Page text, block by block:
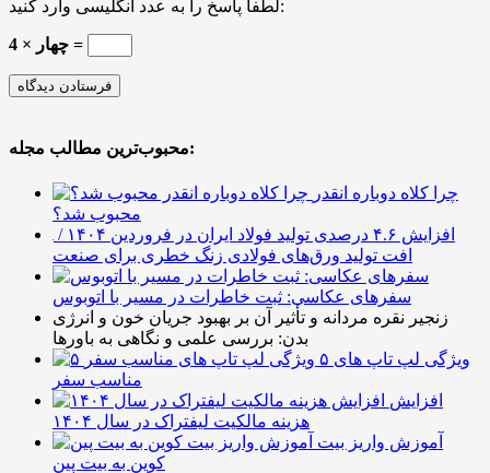
لطفا پاسخ را به عدد انگلیسی وارد کنید:
چهار × 4 =
محبوب‌ترین مطالب مجله:
چرا کلاه دوباره انقدر
محبوب شد؟
افزایش ۴.۶ درصدی تولید فولاد ایران در فروردین ۱۴۰۴ /
افت تولید ورق‌های فولادی زنگ خطری برای صنعت
سفرهای عکاسی: ثبت خاطرات در مسیر با اتوبوس
زنجیر نقره مردانه و تأثیر آن بر بهبود جریان خون و انرژی
بدن: بررسی علمی و نگاهی به باورها
۵ ویژگی لپ تاپ های
مناسب سفر
افزایش
هزینه مالکیت لیفتراک در سال ۱۴۰۴
آموزش واریز بیت
کوین به بیت پین